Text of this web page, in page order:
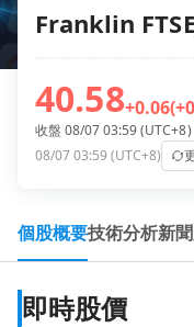
Franklin
40.58+0.06
收盤 08/07 03:59 (UTC+8)
08/07 03:59 (UTC+8)
個股概要技術分析新聞
即時股價